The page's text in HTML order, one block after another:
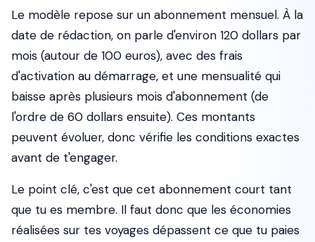
Le modèle repose sur un abonnement mensuel. À la
date de rédaction, on parle d'environ 120 dollars par
mois (autour de 100 euros), avec des frais
d'activation au démarrage, et une mensualité qui
baisse après plusieurs mois d'abonnement (de
l'ordre de 60 dollars ensuite). Ces montants
peuvent évoluer, donc vérifie les conditions exactes
avant de t'engager.
Le point clé, c'est que cet abonnement court tant
que tu es membre. Il faut donc que les économies
réalisées sur tes voyages dépassent ce que tu paies